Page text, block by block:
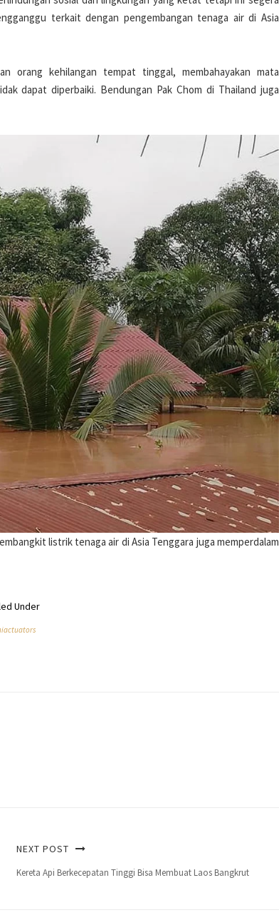
terkait dengan pengembangan tenaga air di Asia
orang kehilangan tempat tinggal, membahayakan mata
dapat diperbaiki. Bendungan Pak Chom di Thailand juga
listrik tenaga air di Asia Tenggara juga memperdalam
Under
NEXT POST
Kereta Api Berkecepatan Tinggi Bisa Membuat Laos Bangkrut